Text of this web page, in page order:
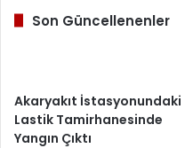
Son Güncellenenler
Akaryakıt İstasyonundaki
Lastik Tamirhanesinde
Yangın Çıktı